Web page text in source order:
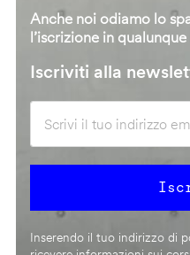
Anche noi odiamo lo
l’iscrizione in
Iscriviti alla
Inserendo il tuo indirizzo di